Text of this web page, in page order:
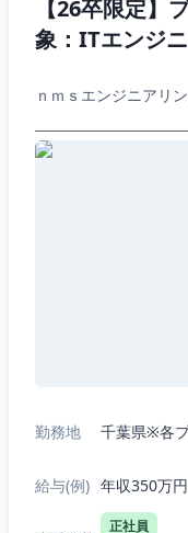
【26卒限定】
象：ITエンジ
ｎｍｓエンジニアリ
勤務地 千葉県※各
給与(例) 年収350万円
正社員